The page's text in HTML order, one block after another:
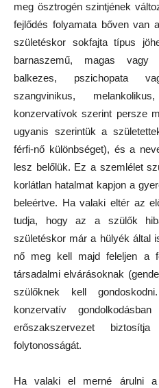
meg ösztrogén szintjének
fejlődés folyamata bőven van
születéskor sokfajta típus
barnaszemű, magas vagy
balkezes, pszichopata
szangvinikus,
konzervatívok szerint persze
ugyanis szerintük a
férfi-nő különbséget), és a
lesz belőlük. Ez a szemlélet
korlátlan hatalmat kapjon a
beleértve. Ha valaki eltér az
tudja, hogy az a szülők
születéskor már a hülyék által
nő meg kell majd feleljen a
társadalmi elvárásoknak
szülőknek kell
konzervatív
erőszakszervezet
folytonosságát.
Ha valaki el merné árulni a